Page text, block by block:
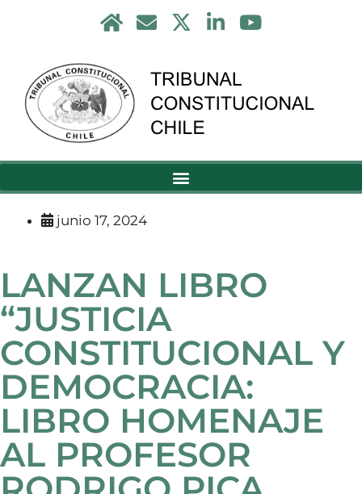
junio 17, 2024
LANZAN LIBRO
“JUSTICIA
CONSTITUCIONAL Y
DEMOCRACIA:
LIBRO HOMENAJE
AL PROFESOR